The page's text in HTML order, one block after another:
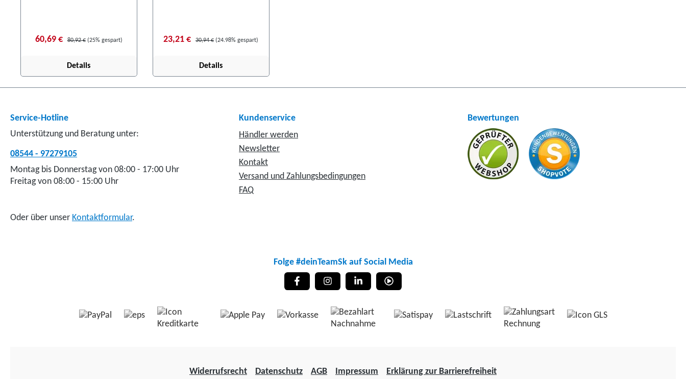
60,69 € 80,92 € (25% gespart)
Details
23,21 € 30,94 € (24.98% gespart)
Details
Service-Hotline
Unterstützung und Beratung unter:
08544 - 97279105
Montag bis Donnerstag von 08:00 - 17:00 Uhr
Freitag von 08:00 - 15:00 Uhr
Oder über unser Kontaktformular.
Kundenservice
Händler werden
Newsletter
Kontakt
Versand und Zahlungsbedingungen
FAQ
Bewertungen
Folge #deinTeamSk auf Social Media
Widerrufsrecht Datenschutz AGB Impressum Erklärung zur Barrierefreiheit